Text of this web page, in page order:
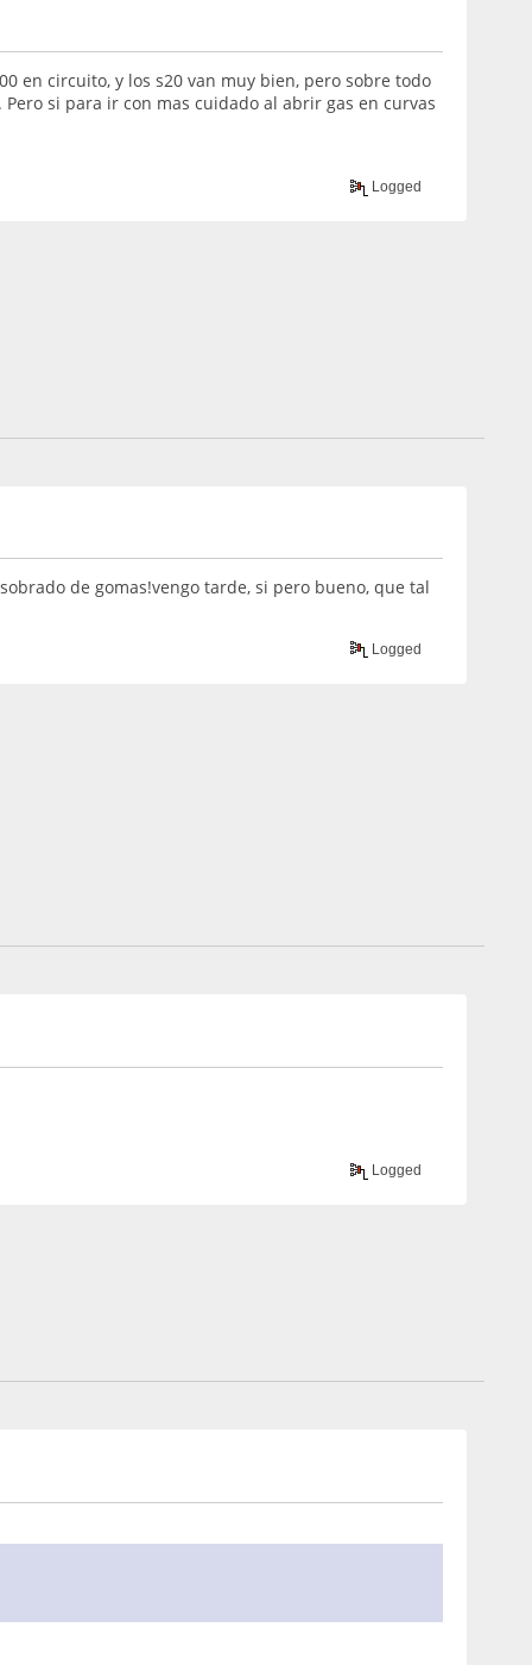
en circuito, y los s20 van muy bien, pero sobre todo
si para ir con mas cuidado al abrir gas en curvas
Logged
de gomas!vengo tarde, si pero bueno, que tal
Logged
Logged